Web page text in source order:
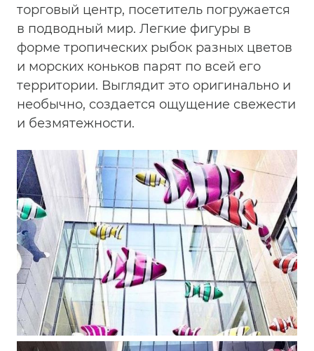
торговый центр, посетитель погружается
в подводный мир. Легкие фигуры в
форме тропических рыбок разных цветов
и морских коньков парят по всей его
территории. Выглядит это оригинально и
необычно, создается ощущение свежести
и безмятежности.